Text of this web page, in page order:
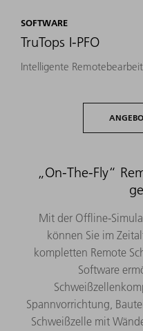
SOFTWARE
TruTops I-PFO
Intelligente
„On-The-Fly“
Mit der Offline-
können Sie im
kompletten Remote
Software
Spannvorrichtung,
Schweißzelle mit